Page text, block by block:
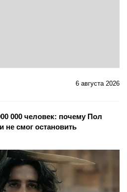
6 августа 2026
000 человек: почему Пол
не смог остановить